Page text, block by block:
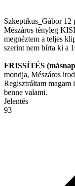
Szkeptikus_Gábor 12
Mészáros tényleg
megnéztem a teljes
szerint nem bírta ki a
FRISSÍTÉS
mondja, Mészáros
Regisztráltam
benne valami.
Jelentés
93